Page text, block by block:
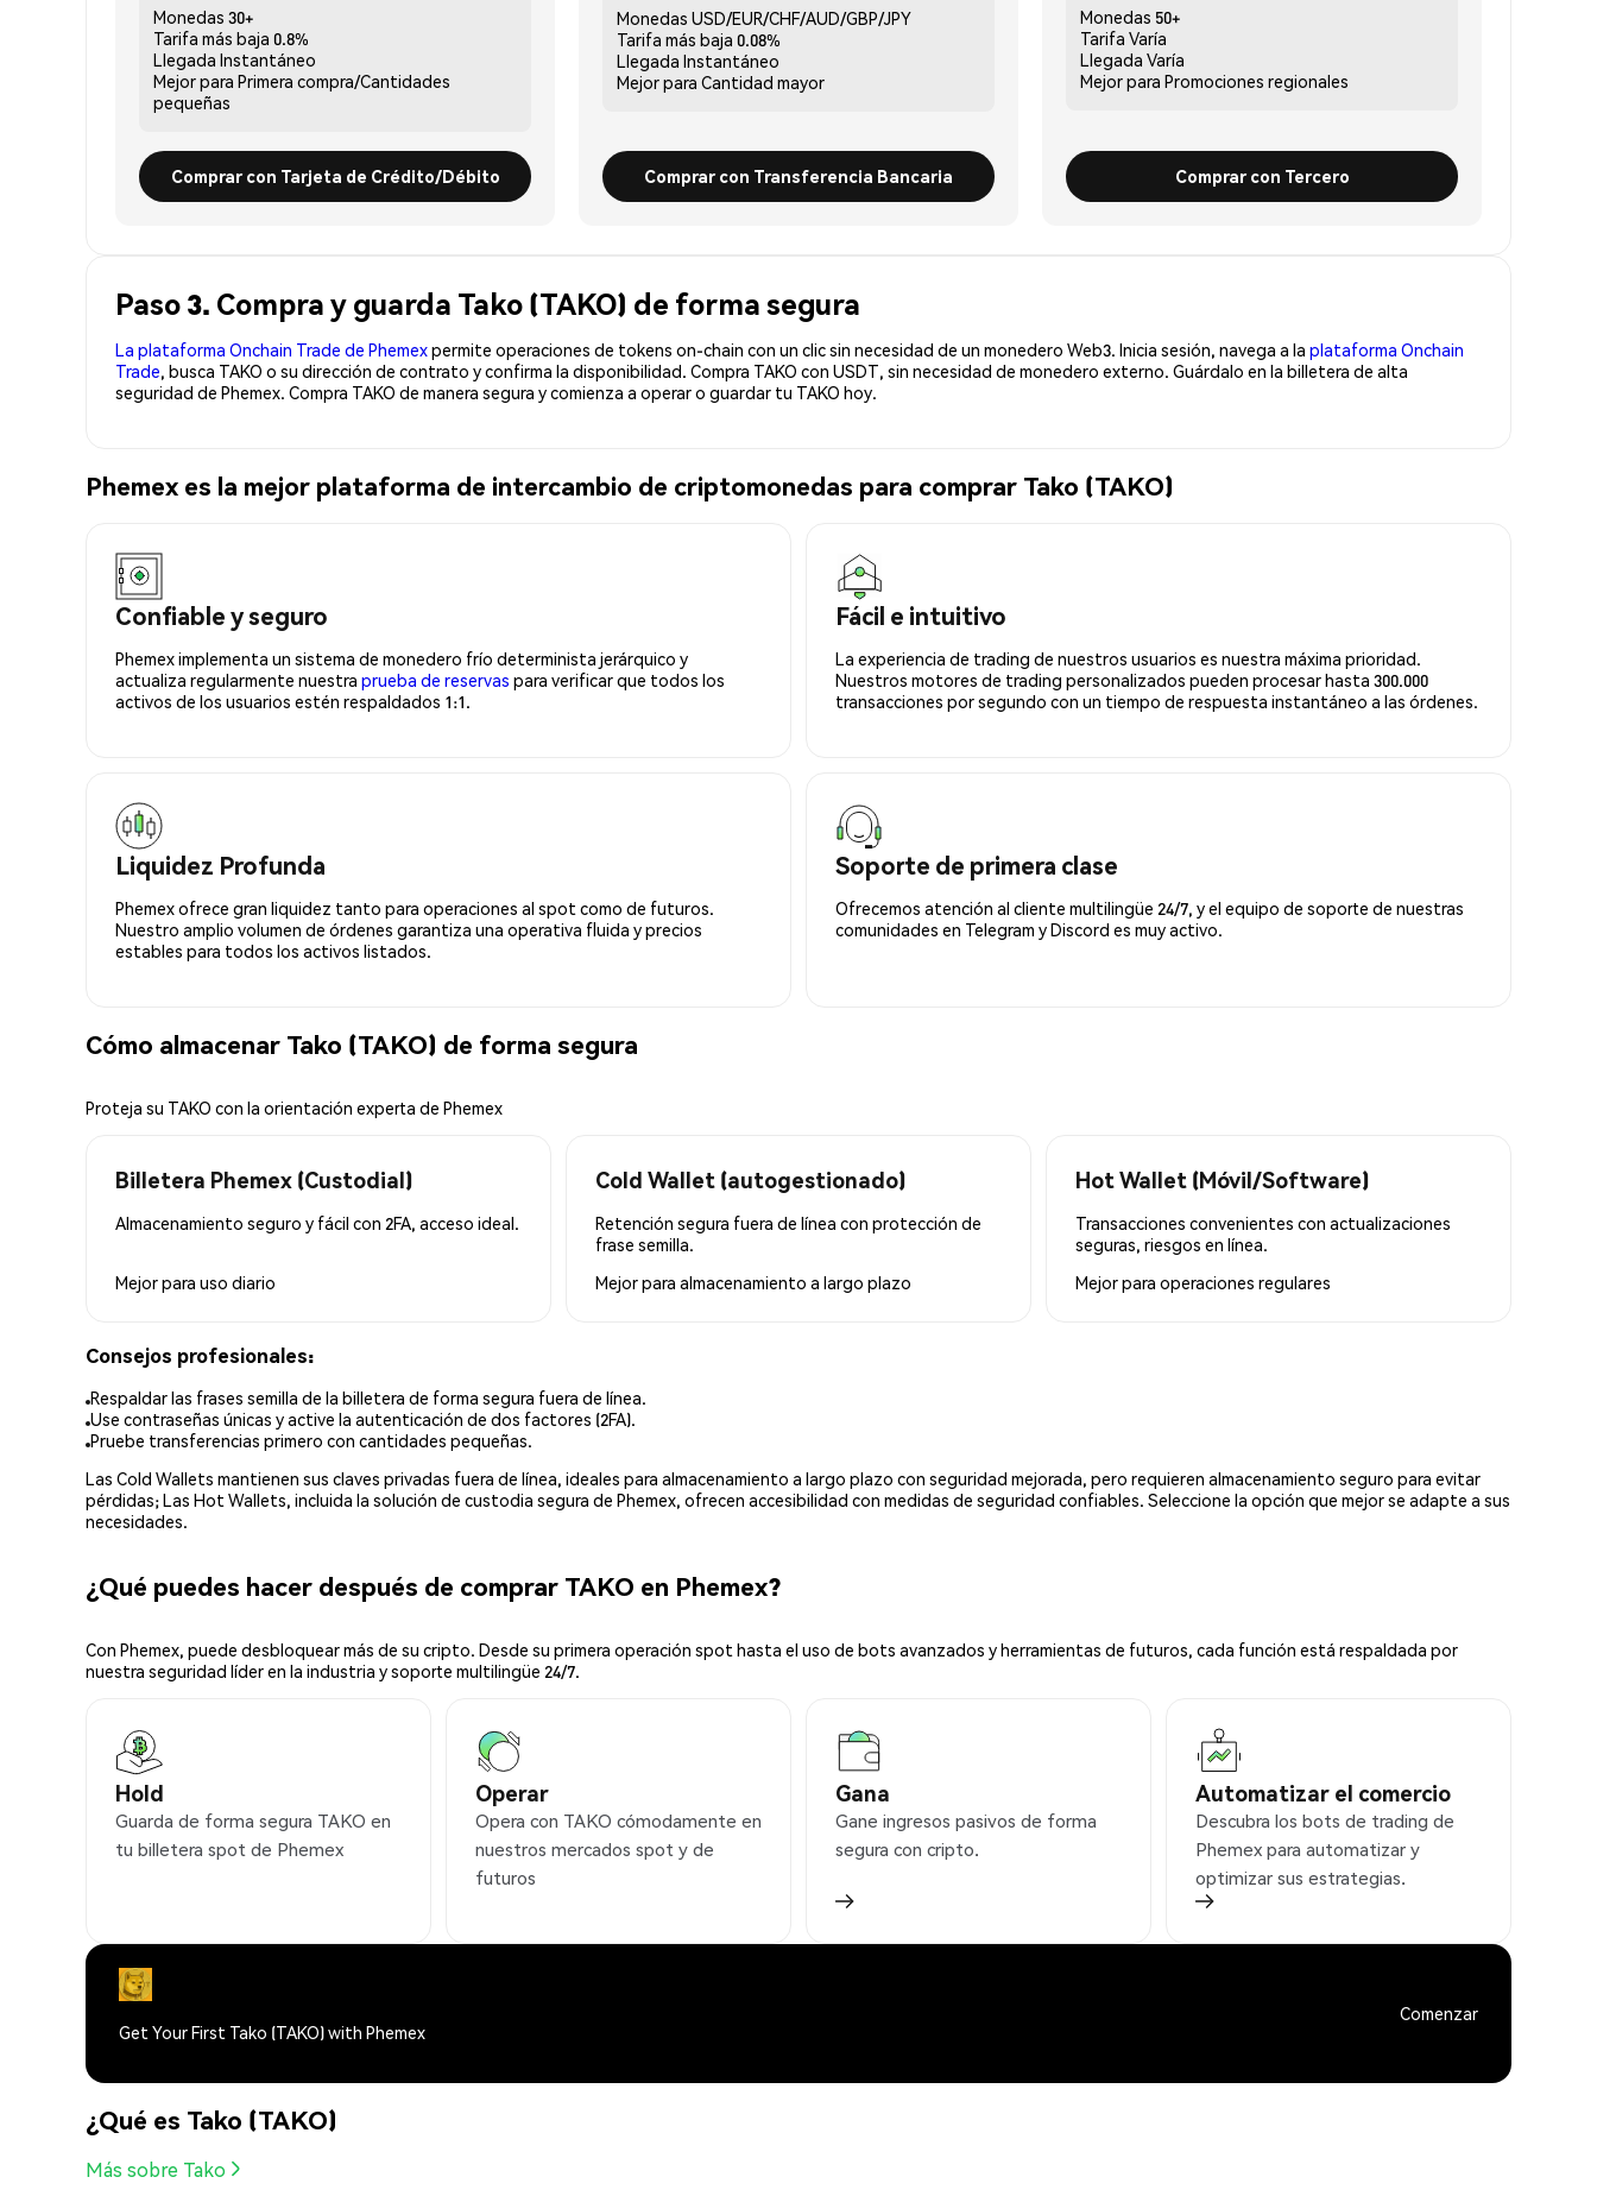
Monedas 30+
Tarifa más baja 0.8%
Llegada Instantáneo
Mejor para Primera compra/Cantidades
pequeñas
Comprar con Tarjeta de Crédito/Débito
Monedas USD/EUR/CHF/AUD/GBP/JPY
Tarifa más baja 0.08%
Llegada Instantáneo
Mejor para Cantidad mayor
Comprar con Transferencia Bancaria
Monedas 50+
Tarifa Varía
Llegada Varía
Mejor para Promociones regionales
Comprar con Tercero
Paso 3. Compra y guarda Tako (TAKO) de forma segura
La plataforma Onchain Trade de Phemexpermite operaciones de tokens on-chain con un clic sin necesidad de un monedero Web3. Inicia sesión, navega a la plataforma Onchain
Trade, busca TAKO o su dirección de contrato y confirma la disponibilidad. Compra TAKO con USDT, sin necesidad de monedero externo. Guárdalo en la billetera de alta
seguridad de Phemex. Compra TAKO de manera segura y comienza a operar o guardar tu TAKO hoy.
Phemex es la mejor plataforma de intercambio de criptomonedas para comprar Tako (TAKO)
Confiable y seguro
Phemex implementa un sistema de monedero frío determinista jerárquico y
actualiza regularmente nuestra prueba de reservas para verificar que todos los
activos de los usuarios estén respaldados 1:1.
Fácil e intuitivo
La experiencia de trading de nuestros usuarios es nuestra máxima prioridad.
Nuestros motores de trading personalizados pueden procesar hasta 300.000
transacciones por segundo con un tiempo de respuesta instantáneo a las órdenes.
Liquidez Profunda
Phemex ofrece gran liquidez tanto para operaciones al spot como de futuros.
Nuestro amplio volumen de órdenes garantiza una operativa fluida y precios
estables para todos los activos listados.
Soporte de primera clase
Ofrecemos atención al cliente multilingüe 24/7, y el equipo de soporte de nuestras
comunidades en Telegram y Discord es muy activo.
Cómo almacenar Tako (TAKO) de forma segura
Proteja su TAKO con la orientación experta de Phemex
Billetera Phemex (Custodial)
Almacenamiento seguro y fácil con 2FA, acceso ideal.
Mejor para uso diario
Cold Wallet (autogestionado)
Retención segura fuera de línea con protección de
frase semilla.
Mejor para almacenamiento a largo plazo
Hot Wallet (Móvil/Software)
Transacciones convenientes con actualizaciones
seguras, riesgos en línea.
Mejor para operaciones regulares
Consejos profesionales:
Respaldar las frases semilla de la billetera de forma segura fuera de línea.
Use contraseñas únicas y active la autenticación de dos factores (2FA).
Pruebe transferencias primero con cantidades pequeñas.
Las Cold Wallets mantienen sus claves privadas fuera de línea, ideales para almacenamiento a largo plazo con seguridad mejorada, pero requieren almacenamiento seguro para evitar
pérdidas; Las Hot Wallets, incluida la solución de custodia segura de Phemex, ofrecen accesibilidad con medidas de seguridad confiables. Seleccione la opción que mejor se adapte a sus
necesidades.
¿Qué puedes hacer después de comprar TAKO en Phemex?
Con Phemex, puede desbloquear más de su cripto. Desde su primera operación spot hasta el uso de bots avanzados y herramientas de futuros, cada función está respaldada por
nuestra seguridad líder en la industria y soporte multilingüe 24/7.
Hold
Guarda de forma segura TAKO en
tu billetera spot de Phemex
Operar
Opera con TAKO cómodamente en
nuestros mercados spot y de
futuros
Gana
Gane ingresos pasivos de forma
segura con cripto.
Automatizar el comercio
Descubra los bots de trading de
Phemex para automatizar y
optimizar sus estrategias.
Get Your First Tako (TAKO) with Phemex
Comenzar
¿Qué es Tako (TAKO)
Más sobre Tako